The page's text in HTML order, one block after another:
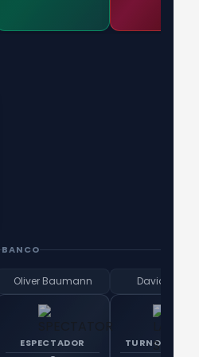
BANCO
Oliver Baumann
ESPECTADOR
David Raum
TURNO DA